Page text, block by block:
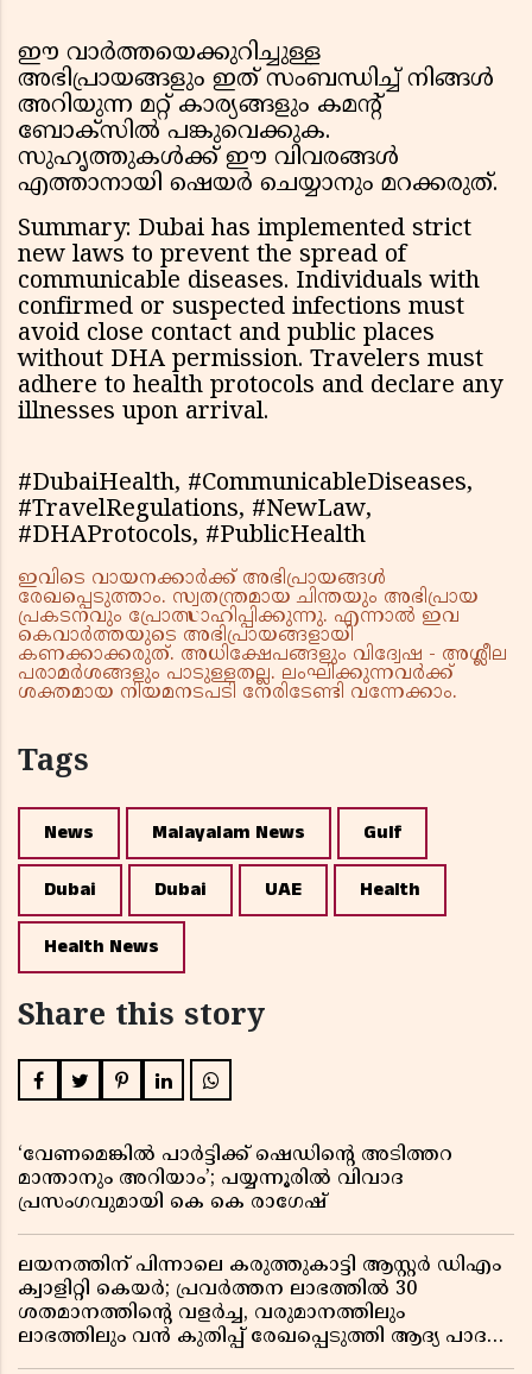
ഈ വാർത്തയെക്കുറിച്ചുള്ള
അഭിപ്രായങ്ങളും ഇത് സംബന്ധിച്ച് നിങ്ങൾ
അറിയുന്ന മറ്റ് കാര്യങ്ങളും കമന്റ്
ബോക്സിൽ പങ്കുവെക്കുക.
സുഹൃത്തുകൾക്ക് ഈ വിവരങ്ങൾ
എത്താനായി ഷെയർ ചെയ്യാനും മറക്കരുത്.
Summary: Dubai has implemented strict
new laws to prevent the spread of
communicable diseases. Individuals with
confirmed or suspected infections must
avoid close contact and public places
without DHA permission. Travelers must
adhere to health protocols and declare any
illnesses upon arrival.
#DubaiHealth, #CommunicableDiseases,
#TravelRegulations, #NewLaw,
#DHAProtocols, #PublicHealth
ഇവിടെ വായനക്കാർക്ക് അഭിപ്രായങ്ങൾ
രേഖപ്പെടുത്താം. സ്വതന്ത്രമായ ചിന്തയും അഭിപ്രായ
പ്രകടനവും പ്രോത്സാഹിപ്പിക്കുന്നു. എന്നാൽ ഇവ
കെവാർത്തയുടെ അഭിപ്രായങ്ങളായി
കണക്കാക്കരുത്. അധിക്ഷേപങ്ങളും വിദ്വേഷ - അശ്ലീല
പരാമർശങ്ങളും പാടുള്ളതല്ല. ലംഘിക്കുന്നവർക്ക്
ശക്തമായ നിയമനടപടി നേരിടേണ്ടി വന്നേക്കാം.
Tags
News Malayalam News Gulf
Dubai Dubai UAE Health
Health News
Share this story
‘വേണമെങ്കിൽ പാർട്ടിക്ക് ഷെഡിൻ്റെ അടിത്തറ
മാന്താനും അറിയാം’; പയ്യന്നൂരിൽ വിവാദ
പ്രസംഗവുമായി കെ കെ രാഗേഷ്
ലയനത്തിന് പിന്നാലെ കരുത്തുകാട്ടി ആസ്റ്റർ ഡിഎം
ക്വാളിറ്റി കെയർ; പ്രവർത്തന ലാഭത്തിൽ 30
ശതമാനത്തിൻ്റെ വളർച്ച, വരുമാനത്തിലും
ലാഭത്തിലും വൻ കുതിപ്പ് രേഖപ്പെടുത്തി ആദ്യ പാദ